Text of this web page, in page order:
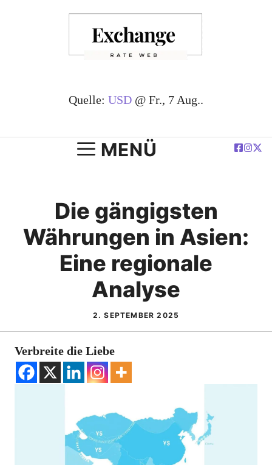
Quelle: USD @ Fr., 7 Aug..
MENÜ
Die gängigsten
Währungen in Asien:
Eine regionale
Analyse
2. SEPTEMBER 2025
Verbreite die Liebe